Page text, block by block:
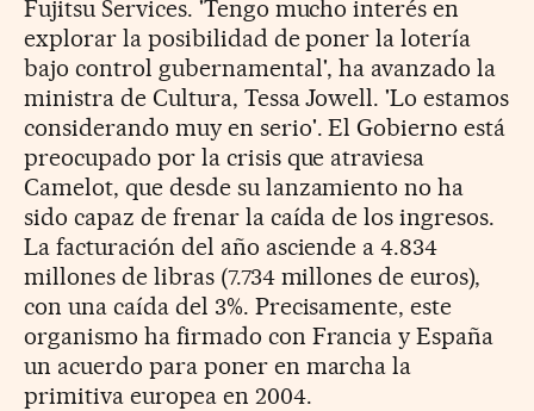
Fujitsu Services. 'Tengo mucho interés en
explorar la posibilidad de poner la lotería
bajo control gubernamental', ha avanzado la
ministra de Cultura, Tessa Jowell. 'Lo estamos
considerando muy en serio'. El Gobierno está
preocupado por la crisis que atraviesa
Camelot, que desde su lanzamiento no ha
sido capaz de frenar la caída de los ingresos.
La facturación del año asciende a 4.834
millones de libras (7.734 millones de euros),
con una caída del 3%. Precisamente, este
organismo ha firmado con Francia y España
un acuerdo para poner en marcha la
primitiva europea en 2004.